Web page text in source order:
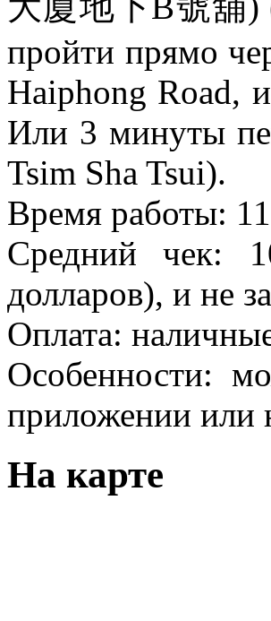
пройти прямо
Haiphong Road,
Или 3 минуты
Tsim Sha Tsui).
Время работы:
Средний чек:
долларов), и не
Оплата:
Особенности:
приложении или
На карте